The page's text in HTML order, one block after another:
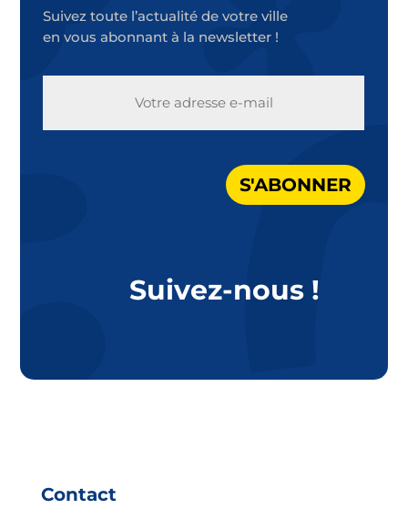
Suivez toute l’actualité de votre ville
en vous abonnant à la newsletter !
S'ABONNER
Suivez-nous !
Contact